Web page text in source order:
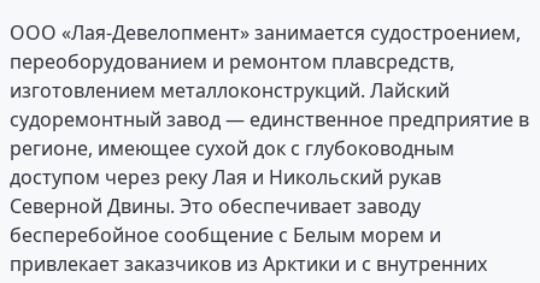
ООО «Лая-Девелопмент» занимается судостроением,
переоборудованием и ремонтом плавсредств,
изготовлением металлоконструкций. Лайский
судоремонтный завод — единственное предприятие в
регионе, имеющее сухой док с глубоководным
доступом через реку Лая и Никольский рукав
Северной Двины. Это обеспечивает заводу
бесперебойное сообщение с Белым морем и
привлекает заказчиков из Арктики и с внутренних